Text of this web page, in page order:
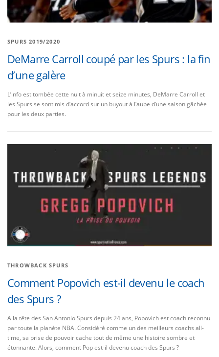
SPURS 2019/2020
DeMarre Carroll coupé par les Spurs : la fin
d’une galère
L’info est tombée cette nuit à minuit et seize minutes, DeMarre Carroll et
les Spurs se sont mis d’accord sur un buyout à l’aube d’une saison gâchée
pour les deux parties.
THROWBACK SPURS
Comment Popovich est-il devenu le coach
des Spurs ?
A la tête des San Antonio Spurs depuis 24 ans, Popovich est coach reconnu
par toute la planète NBA. Considéré comme un des meilleurs coachs all-
time, sa prise de pouvoir cache tout de même une histoire sombre et
étonnante. Alors, comment Pop est-il devenu coach des Spurs ?